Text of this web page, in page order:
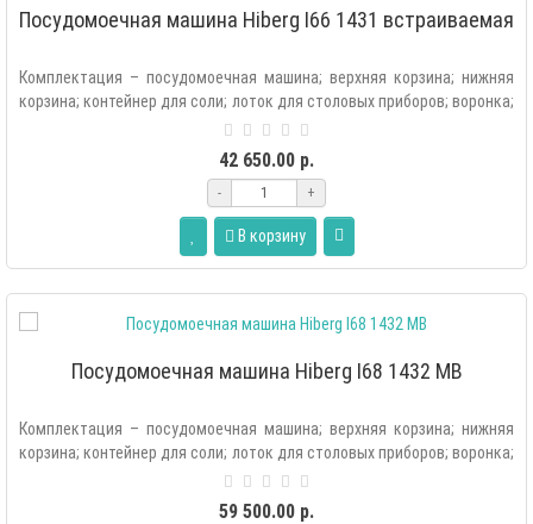
Посудомоечная машина Hiberg I66 1431 встраиваемая
Комплектация – посудомоечная машина; верхняя корзина; нижняя
корзина; контейнер для соли; лоток для столовых приборов; воронка;
42 650.00 р.
- +
В корзину
Посудомоечная машина Hiberg I68 1432 MB
Комплектация – посудомоечная машина; верхняя корзина; нижняя
корзина; контейнер для соли; лоток для столовых приборов; воронка;
59 500.00 р.